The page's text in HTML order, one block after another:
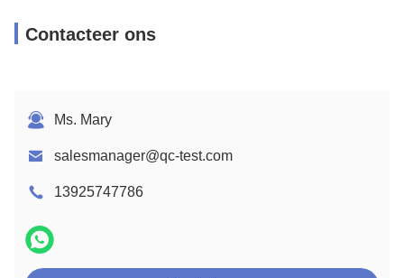
Contacteer ons
Ms. Mary
salesmanager@qc-test.com
13925747786